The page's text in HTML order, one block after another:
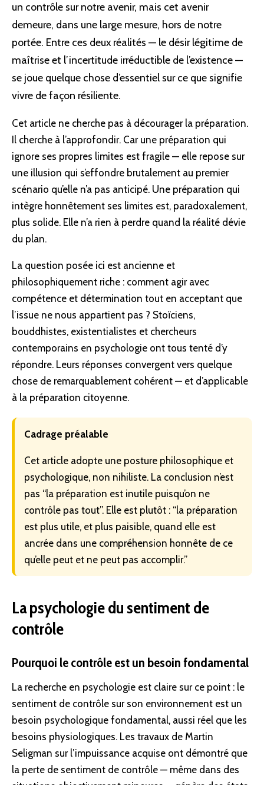
un contrôle sur notre avenir, mais cet avenir
demeure, dans une large mesure, hors de notre
portée. Entre ces deux réalités — le désir légitime de
maîtrise et l’incertitude irréductible de l’existence —
se joue quelque chose d’essentiel sur ce que signifie
vivre de façon résiliente.
Cet article ne cherche pas à décourager la préparation.
Il cherche à l’approfondir. Car une préparation qui
ignore ses propres limites est fragile — elle repose sur
une illusion qui s’effondre brutalement au premier
scénario qu’elle n’a pas anticipé. Une préparation qui
intègre honnêtement ses limites est, paradoxalement,
plus solide. Elle n’a rien à perdre quand la réalité dévie
du plan.
La question posée ici est ancienne et
philosophiquement riche : comment agir avec
compétence et détermination tout en acceptant que
l’issue ne nous appartient pas ? Stoïciens,
bouddhistes, existentialistes et chercheurs
contemporains en psychologie ont tous tenté d’y
répondre. Leurs réponses convergent vers quelque
chose de remarquablement cohérent — et d’applicable
à la préparation citoyenne.
Cadrage préalable
Cet article adopte une posture philosophique et
psychologique, non nihiliste. La conclusion n’est
pas “la préparation est inutile puisqu’on ne
contrôle pas tout”. Elle est plutôt : “la préparation
est plus utile, et plus paisible, quand elle est
ancrée dans une compréhension honnête de ce
qu’elle peut et ne peut pas accomplir.”
La psychologie du sentiment de
contrôle
Pourquoi le contrôle est un besoin fondamental
La recherche en psychologie est claire sur ce point : le
sentiment de contrôle sur son environnement est un
besoin psychologique fondamental, aussi réel que les
besoins physiologiques. Les travaux de Martin
Seligman sur l’impuissance acquise ont démontré que
la perte de sentiment de contrôle — même dans des